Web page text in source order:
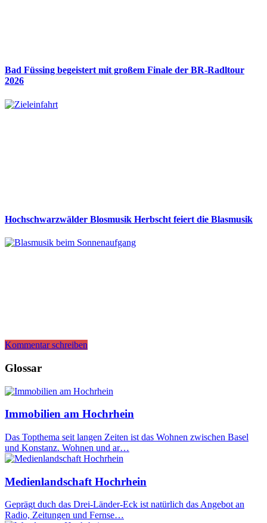
Bad Füssing begeistert mit großem Finale der BR-Radltour
2026
Hochschwarzwälder Blosmusik Herbscht feiert die Blasmusik
Kommentar schreiben
Glossar
Immobilien am Hochrhein
Das Topthema seit langen Zeiten ist das Wohnen zwischen Basel
und Konstanz. Wohnen und ar…
Medienlandschaft Hochrhein
Geprägt duch das Drei-Länder-Eck ist natürlich das Angebot an
Radio, Zeitungen und Fernse…